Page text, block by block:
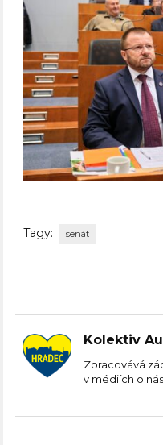
Tagy: senát
Kolektiv
Zpracovává
v médiích o